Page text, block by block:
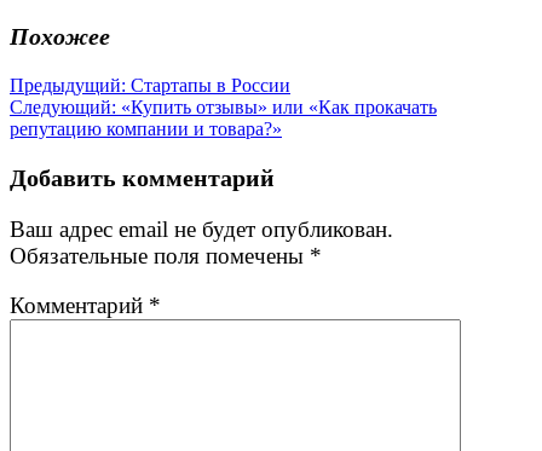
Похожее
Навигация
по
записям
Предыдущий: Предыдущая
запись:
Стартапы в России
Следующий: Следующая
запись:
«Купить отзывы» или «Как прокачать
репутацию компании и товара?»
Добавить комментарий
Ваш адрес email не будет опубликован.
Обязательные поля помечены *
Комментарий *